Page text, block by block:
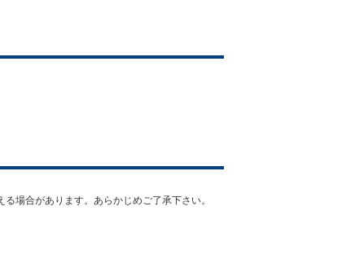
場合があります。あらかじめご了承下さい。